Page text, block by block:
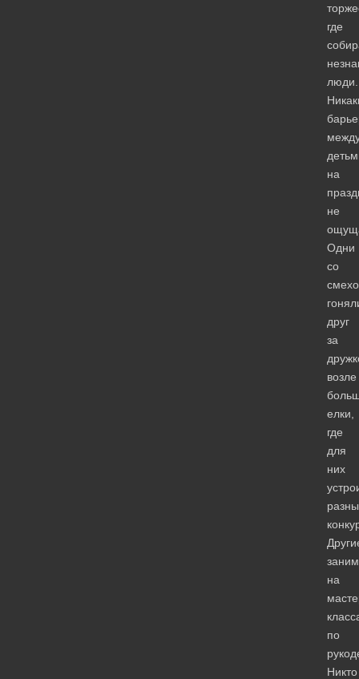
где
люди.
на
не
Одни
со
друг
за
возле
елки,
где
для
них
на
по
Никто